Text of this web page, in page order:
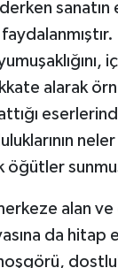
sanatın
alarak
öğütler
alan
da hitap
dostluk